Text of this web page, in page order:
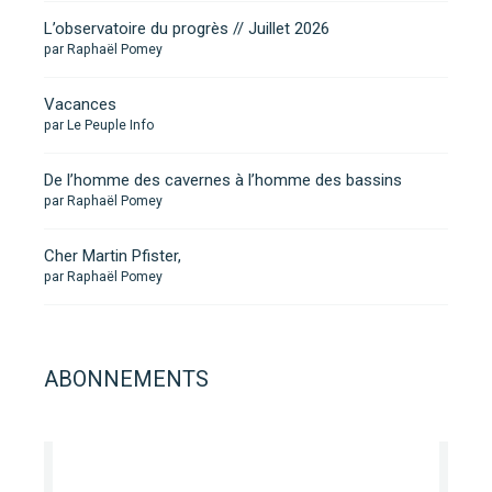
L’observatoire du progrès // Juillet 2026
par Raphaël Pomey
Vacances
par Le Peuple Info
De l’homme des cavernes à l’homme des bassins
par Raphaël Pomey
Cher Martin Pfister,
par Raphaël Pomey
ABONNEMENTS